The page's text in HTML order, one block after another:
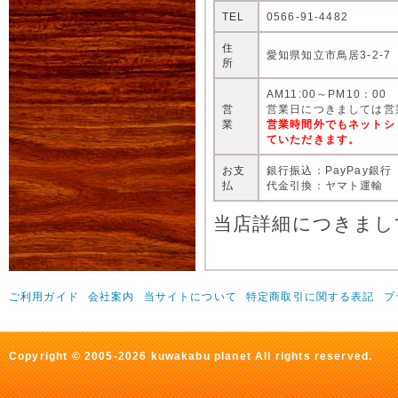
TEL 0566-91-4482
住
所
愛知県知立市鳥居3-2-7
営
業
AM11:00～PM10：00
営業日につきましては
営業時間外でもネット
ていただきます。
お支
払
銀行振込：PayPay銀行
代金引換：ヤマト運輸
当店詳細につきま
ご利用ガイド 会社案内 当サイトについて 特定商取引に関する表記 プ
Copyright © 2005-2026 kuwakabu planet All rights reserved.